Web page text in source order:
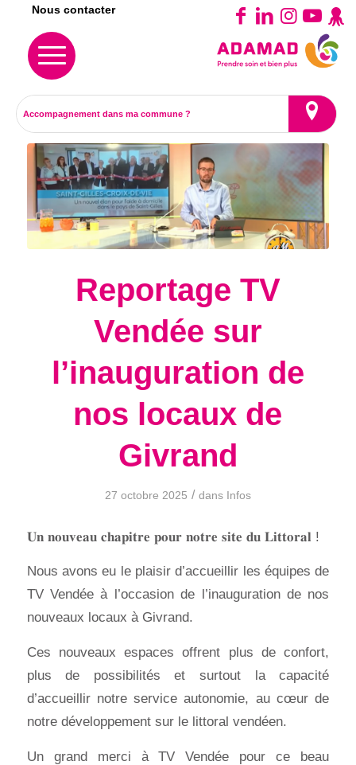
Nous contacter
Reportage TV
Vendée sur
l’inauguration de
nos locaux de
Givrand
27 octobre 2025 / dans Infos
𝐔𝐧 𝐧𝐨𝐮𝐯𝐞𝐚𝐮 𝐜𝐡𝐚𝐩𝐢𝐭𝐫𝐞 𝐩𝐨𝐮𝐫 𝐧𝐨𝐭𝐫𝐞 𝐬𝐢𝐭𝐞 𝐝𝐮 𝐋𝐢𝐭𝐭𝐨𝐫𝐚𝐥 !
Nous avons eu le plaisir d’accueillir les équipes de
TV Vendée à l’occasion de l’inauguration de nos
nouveaux locaux à Givrand.
Ces nouveaux espaces offrent plus de confort,
plus de possibilités et surtout la capacité
d’accueillir notre service autonomie, au cœur de
notre développement sur le littoral vendéen.
Un grand merci à TV Vendée pour ce beau